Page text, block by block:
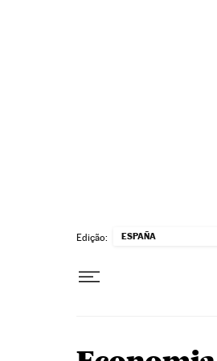
Edição: ESPAÑA